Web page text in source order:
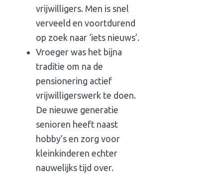
vrijwilligers. Men is snel
verveeld en voortdurend
op zoek naar ‘iets nieuws’.
Vroeger was het bijna
traditie om na de
pensionering actief
vrijwilligerswerk te doen.
De nieuwe generatie
senioren heeft naast
hobby’s en zorg voor
kleinkinderen echter
nauwelijks tijd over.